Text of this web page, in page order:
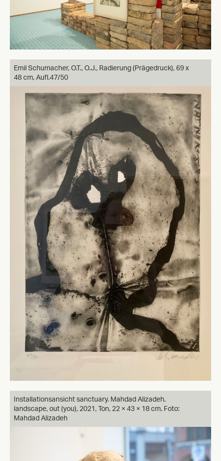
Emil Schumacher, O.T., O.J., Radierung (Prägedruck), 69 x
48 cm, Aufl.47/50
Installationsansicht sanctuary. Mahdad Alizadeh,
landscape, out (you), 2021, Ton, 22 × 43 × 18 cm. Foto:
Mahdad Alizadeh